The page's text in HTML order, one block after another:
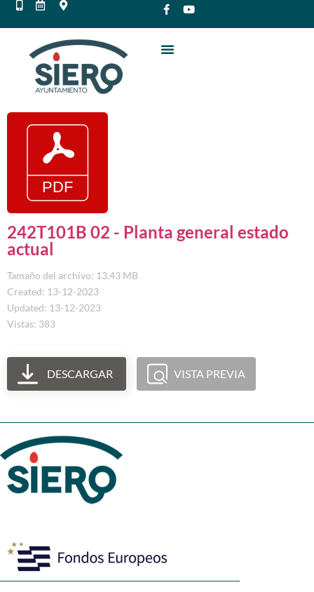
242T101B 02 - Planta general estado
actual
Tamaño del archivo: 13.43 MB
Created: 13-12-2023
Updated: 13-12-2023
Vistas: 383
DESCARGAR VISTA PREVIA